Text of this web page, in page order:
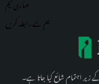
ہم سے رابطہ کریں
اہتمام شائع کیا جاتا ہے۔